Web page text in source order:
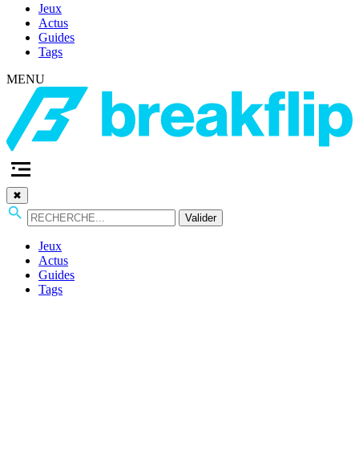
Jeux
Actus
Guides
Tags
MENU
✖
Valider
Jeux
Actus
Guides
Tags